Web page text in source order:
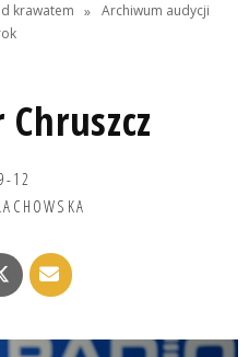
krawatem » Archiwum audycji
12